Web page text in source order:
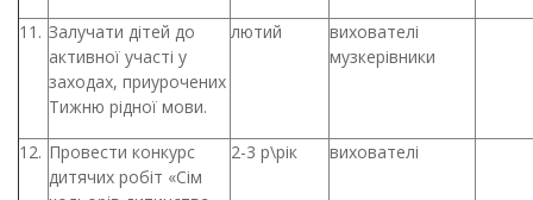
11. Залучати дітей до
активної участі у
заходах, приурочених
Тижню рідної мови.
лютий
вихователі
музкерівники
12. Провести конкурс
дитячих робіт «Сім
2-3 р\рік вихователі